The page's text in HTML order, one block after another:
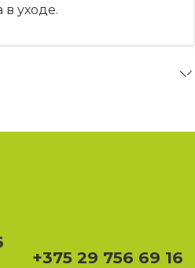
в уходе.
+375 29 756 69 16